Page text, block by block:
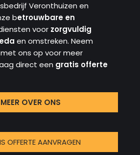
Veronthuizen en
betrouwbare en
voor zorgvuldig
en omstreken. Neem
ons op voor meer
direct een gratis offerte
MEER OVER ONS
OFFERTE AANVRAGEN